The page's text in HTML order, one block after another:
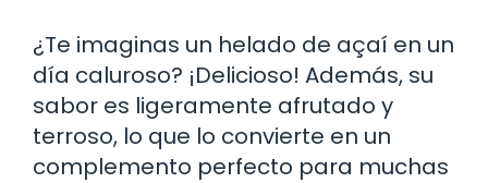
¿Te imaginas un helado de açaí en un
día caluroso? ¡Delicioso! Además, su
sabor es ligeramente afrutado y
terroso, lo que lo convierte en un
complemento perfecto para muchas